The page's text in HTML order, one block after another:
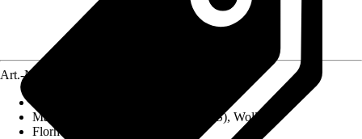
Art.-Nr.
Material
Baumwolle, Polyester (PES), Wolle
Florhöhe (ca.)